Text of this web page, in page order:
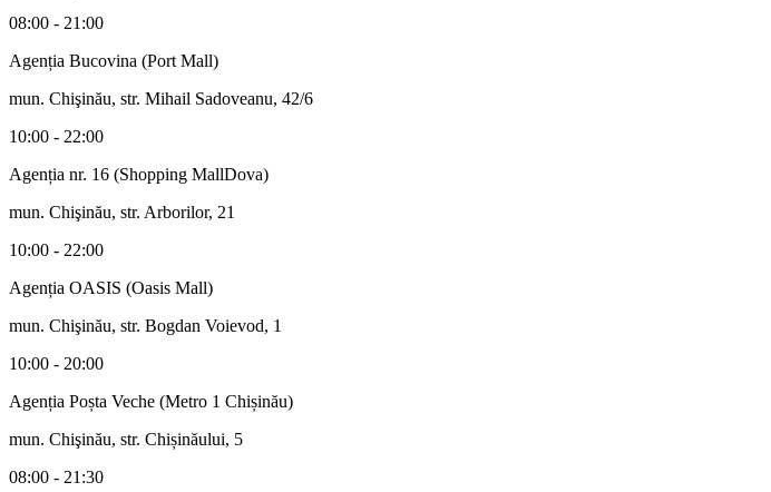
08:00 - 21:00
Agenția Bucovina (Port Mall)
mun. Chişinău, str. Mihail Sadoveanu, 42/6
10:00 - 22:00
Agenția nr. 16 (Shopping MallDova)
mun. Chişinău, str. Arborilor, 21
10:00 - 22:00
Agenția OASIS (Oasis Mall)
mun. Chişinău, str. Bogdan Voievod, 1
10:00 - 20:00
Agenția Poșta Veche (Metro 1 Chișinău)
mun. Chişinău, str. Chișinăului, 5
08:00 - 21:30